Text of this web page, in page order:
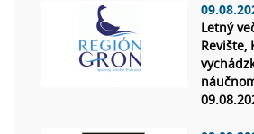
Letný
Revište,